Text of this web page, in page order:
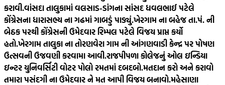
કરાવી.વાંસદા તાલુકામાં વલસાડ-ડાંગના સાંસદ ધવલભાઈ પટેલે
કોંગ્રેસના ધારાસભ્ય ના ગઢમાં ગાબડું પાડ્યું.ખેરગામ ના બહેજ તા.પં. ની
બેઠક પરથી કોંગ્રેસની ઉમેદવાર રિમ્પલ પટેલે વિજય પ્રાપ્ત કર્યો
હતો.ખેરગામ તાલુકા ના તોરણવેરા ગામ ની આંગણવાડી કેન્દ્ર પર પોષણ
ઉત્સવની ઉજવણી કરવામા આવી.રાજપીપળા કોલેજનું ઓલ ઇન્ડિયા
ઇન્ટર યુનિવર્સિટી વોટર પોલો રમતમાં દબદબો.મતદાન કરો અને કરાવો
તમારા પસંદગી ના ઉમેદવાર ને મત આપી વિજય બનાવો.મહેસાણા